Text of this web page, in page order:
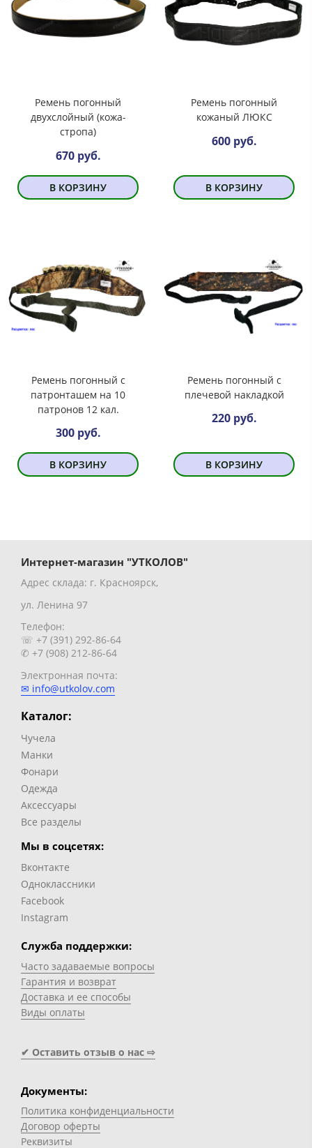
Ремень погонный
двухслойный (кожа-
стропа)
670 руб.
В КОРЗИНУ
Ремень погонный
кожаный ЛЮКС
600 руб.
В КОРЗИНУ
Ремень погонный с
патронташем на 10
патронов 12 кал.
300 руб.
В КОРЗИНУ
Ремень погонный с
плечевой накладкой
220 руб.
В КОРЗИНУ
Интернет-магазин "УТКОЛОВ"
Адрес склада: г. Красноярск,
ул. Ленина 97
Телефон:
☏ +7 (391) 292-86-64
✆ +7 (908) 212-86-64
Электронная почта:
✉ info@utkolov.com
Каталог:
Чучела
Манки
Фонари
Одежда
Аксессуары
Все разделы
Мы в соцсетях:
Вконтакте
Одноклассники
Facebook
Instagram
Служба поддержки:
Часто задаваемые вопросы
Гарантия и возврат
Доставка и ее способы
Виды оплаты
✔ Оставить отзыв о нас ⇨
Документы:
Политика конфиденциальности
Договор оферты
Реквизиты